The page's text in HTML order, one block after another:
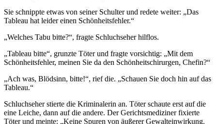
Sie schnippte etwas von seiner Schulter und redete weiter: „Das
Tableau hat leider einen Schönheitsfehler.“
„Welches Tabu bitte?“, fragte Schluchseher hilflos.
„Tableau bitte“, grunzte Töter und fragte vorsichtig: „Mit dem
Schönheitsfehler, meinen Sie da den Schönheitschirurgen, Chefin?“
„Ach was, Blödsinn, bitte!“, rief die. „Schauen Sie doch hin auf das
Tableau.“
Schluchseher stierte die Kriminalerin an. Töter schaute erst auf die
eine Leiche, dann auf die andere. Der Gerichtsmediziner fixierte
Töter und meinte: „Keine Spuren von äußerer Gewalteinwirkung.